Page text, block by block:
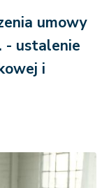
umowy
- ustalenie
i